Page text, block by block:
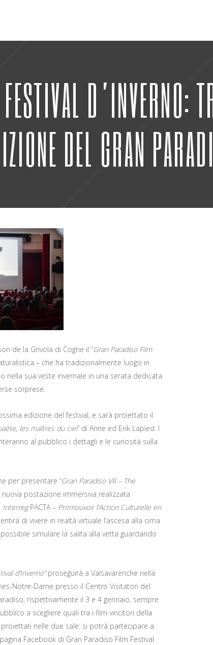
D’INVERNO:
DEL GRAN
de la Grivola di Cogne il “Gran Paradiso Film
– che ha tradizionalmente luogo in
nella sua veste invernale in una serata dedicata
sorprese.
edizione del festival, e sarà proiettato il
les maîtres du ciel” di Anne ed Erik Lapied. I
al pubblico i dettagli e le curiosità sulla
per presentare “Gran Paradiso VR – The
nuova postazione immersiva realizzata
InterregPACTA – Promouvoir l’Action Culturelle en
di vivere in realtà virtuale l’ascesa alla cima
simulare la salita alla vetta guardando
d’Inverno”proseguirà a Valsavarenche nella
Notre-Dame presso il Centro Visitatori del
rispettivamente il 3 e 4 gennaio, sempre
a scegliere quali tra i film vincitori della
nelle due sale: si potrà partecipare a
Facebook di Gran Paradiso Film Festival